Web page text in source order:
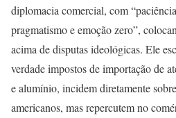
diplomacia comercial, com
pragmatismo e emoção zero”,
acima de disputas ideológicas. Ele
verdade impostos de importação de
e alumínio, incidem diretamente
americanos, mas repercutem no